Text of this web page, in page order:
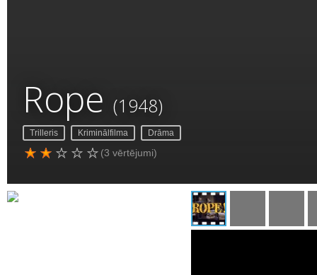
Rope (1948)
Trilleris Kriminālfilma Drāma
(3 vērtējumi)